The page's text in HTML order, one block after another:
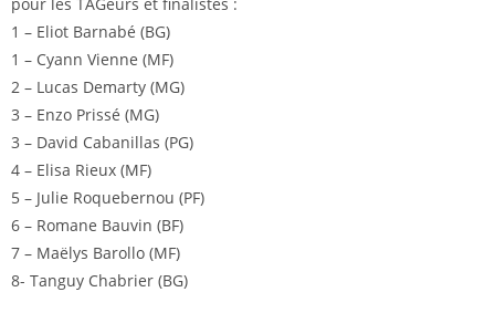
1 – Eliot Barnabé (BG)
1 – Cyann Vienne (MF)
2 – Lucas Demarty (MG)
3 – Enzo Prissé (MG)
3 – David Cabanillas (PG)
4 – Elisa Rieux (MF)
5 – Julie Roquebernou (PF)
6 – Romane Bauvin (BF)
7 – Maëlys Barollo (MF)
8- Tanguy Chabrier (BG)